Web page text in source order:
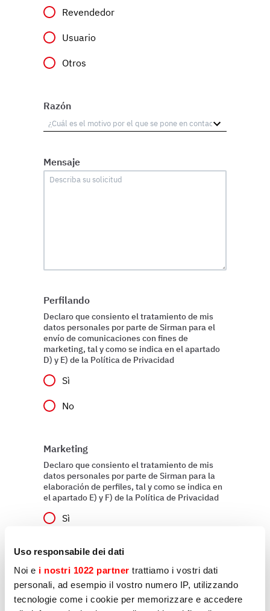
Uso responsabile dei dati
Noi e i nostri 1022 partner trattiamo i vostri dati
personali, ad esempio il vostro numero IP, utilizzando
tecnologie come i cookie per memorizzare e accedere
Revendedor
Usuario
Otros
Razón
Mensaje
Perfilando
Declaro que consiento el tratamiento de mis
datos personales por parte de Sirman para el
envío de comunicaciones con fines de
marketing, tal y como se indica en el apartado
D) y E) de la Política de Privacidad
Sì
No
Marketing
Declaro que consiento el tratamiento de mis
datos personales por parte de Sirman para la
elaboración de perfiles, tal y como se indica en
el apartado E) y F) de la Política de Privacidad
Sì
Enviar